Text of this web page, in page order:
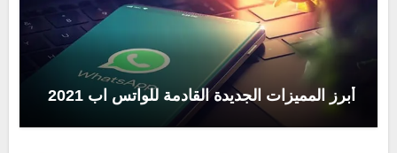
أبرز المميزات الجديدة القادمة للواتس اب 2021